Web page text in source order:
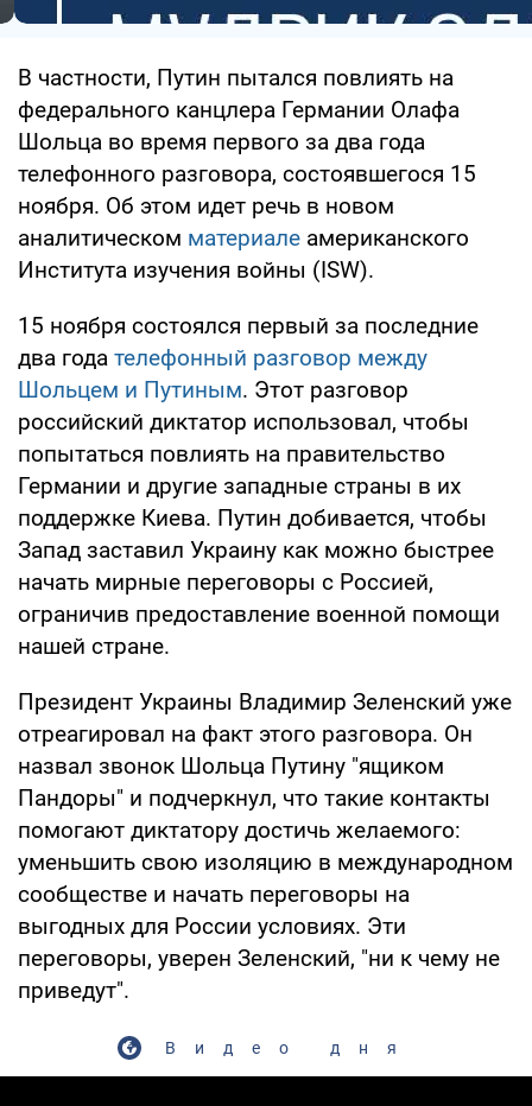
В частности, Путин пытался повлиять на
федерального канцлера Германии Олафа
Шольца во время первого за два года
телефонного разговора, состоявшегося 15
ноября. Об этом идет речь в новом
аналитическом материале американского
Института изучения войны (ISW).
15 ноября состоялся первый за последние
два года телефонный разговор между
Шольцем и Путиным. Этот разговор
российский диктатор использовал, чтобы
попытаться повлиять на правительство
Германии и другие западные страны в их
поддержке Киева. Путин добивается, чтобы
Запад заставил Украину как можно быстрее
начать мирные переговоры с Россией,
ограничив предоставление военной помощи
нашей стране.
Президент Украины Владимир Зеленский уже
отреагировал на факт этого разговора. Он
назвал звонок Шольца Путину "ящиком
Пандоры" и подчеркнул, что такие контакты
помогают диктатору достичь желаемого:
уменьшить свою изоляцию в международном
сообществе и начать переговоры на
выгодных для России условиях. Эти
переговоры, уверен Зеленский, "ни к чему не
приведут".
Видео дня